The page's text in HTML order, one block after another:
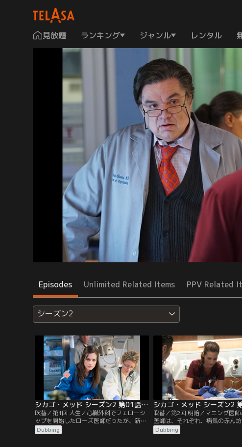
見放題 ランキング ジャンル レンタル
Episodes Unlimited Related Items PPV Related
シーズン2
シカゴ・メッド シーズン2 第01話／吹替
吹替／第1回 人生／心臓外科でフェローシ
ップを開始したローズ医師だったが、新し
い上司レイサム医師との関係は、出だしで
つまずく。チーフレジデントとして新たな
Dubbing
吹替／第2回 明暗／マニング医
医師は、それぞれ、病気の赤ん
複雑なケースを扱う。この2件は
った。ハルステッド医師とチャー
Dubbing